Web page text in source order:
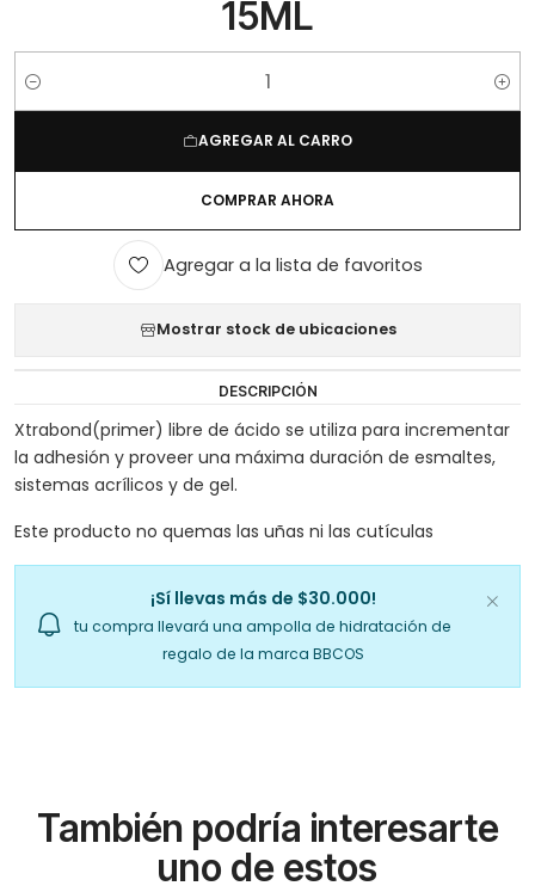
15ML
Cantidad
AGREGAR AL CARRO
COMPRAR AHORA
Agregar a la lista de favoritos
Mostrar stock de ubicaciones
DESCRIPCIÓN
Xtrabond(primer) libre de ácido se utiliza para incrementar
la adhesión y proveer una máxima duración de esmaltes,
sistemas acrílicos y de gel.
Este producto no quemas las uñas ni las cutículas
¡Sí llevas más de $30.000!
tu compra llevará una ampolla de hidratación de
regalo de la marca BBCOS
También podría interesarte
uno de estos